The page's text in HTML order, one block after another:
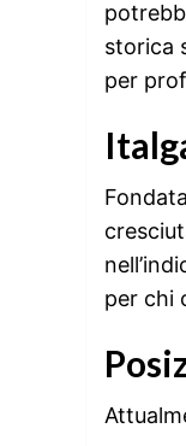
storica
per
per chi